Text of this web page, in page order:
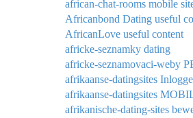
african-chat-rooms mobile
Africanbond Dating useful
AfricanLove useful content
africke-seznamky dating
africke-seznamovaci-weby
afrikaanse-datingsites
afrikaanse-datingsites
afrikanische-dating-sites